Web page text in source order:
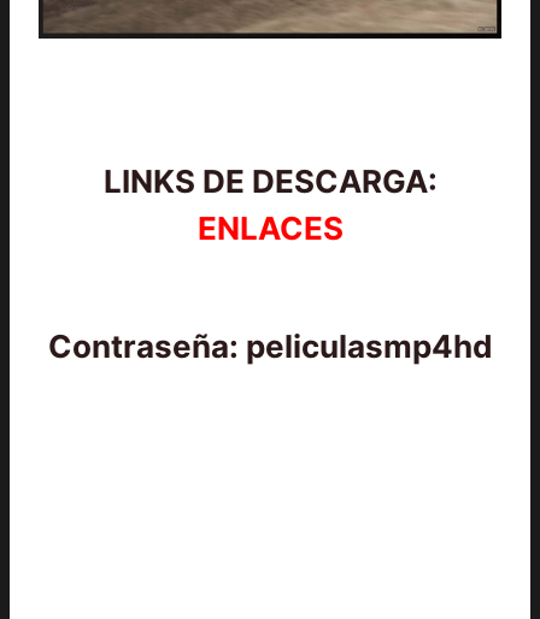
LINKS DE DESCARGA:
ENLACES
Contraseña: peliculasmp4hd